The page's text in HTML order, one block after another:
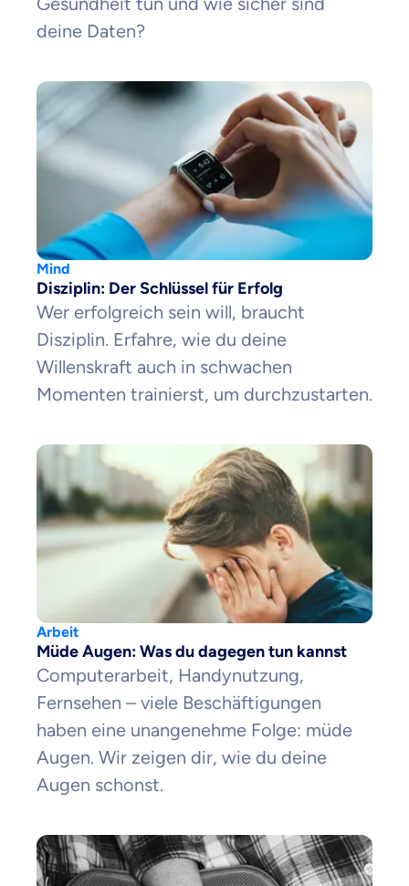
deine Daten?
Mind
Disziplin: Der Schlüssel für Erfolg
Wer erfolgreich sein will, braucht
Disziplin. Erfahre, wie du deine
Willenskraft auch in schwachen
Momenten trainierst, um durchzustarten.
Arbeit
Müde Augen: Was du dagegen tun kannst
Computerarbeit, Handynutzung,
Fernsehen – viele Beschäftigungen
haben eine unangenehme Folge: müde
Augen. Wir zeigen dir, wie du deine
Augen schonst.